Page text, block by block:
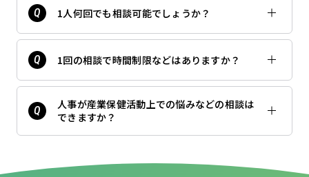
1人何回でも相談可能でしょうか？
1回の相談で時間制限などはありますか？
人事が産業保健活動上での悩みなどの相談は
できますか？